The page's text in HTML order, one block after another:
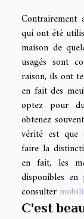
Contrairement
qui ont été
maison de
usagés sont
raison, ils ont
en fait des
optez pour
obtenez
vérité est que
faire la
en fait, les
disponibles
consulter
C'est